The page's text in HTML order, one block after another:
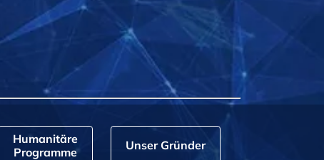
Humanitäre
Programme
Unser Gründer